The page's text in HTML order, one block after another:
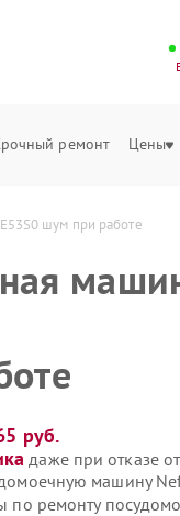
ремонт Цены
шум при работе
руб.
даже при отказе
машину
по ремонту